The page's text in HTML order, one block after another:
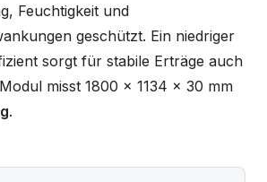
Feuchtigkeit und
geschützt. Ein niedriger
sorgt für stabile Erträge auch
misst 1800 x 1134 x 30 mm
.